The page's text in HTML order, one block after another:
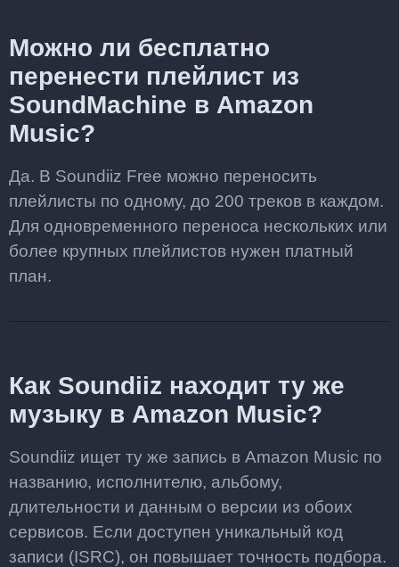
Можно ли бесплатно
перенести плейлист из
SoundMachine в Amazon
Music?
Да. В Soundiiz Free можно переносить
плейлисты по одному, до 200 треков в каждом.
Для одновременного переноса нескольких или
более крупных плейлистов нужен платный
план.
Как Soundiiz находит ту же
музыку в Amazon Music?
Soundiiz ищет ту же запись в Amazon Music по
названию, исполнителю, альбому,
длительности и данным о версии из обоих
сервисов. Если доступен уникальный код
записи (ISRC), он повышает точность подбора.